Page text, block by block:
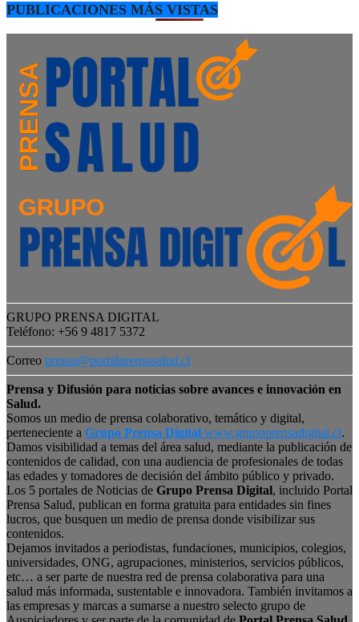
PUBLICACIONES MÁS VISTAS
GRUPO PRENSA DIGITAL
Teléfono: +56 9 4817 5372
Correo prensa@portalprensasalud.cl
Prensa y Difusión para noticias sobre avances e innovación en
Salud.
Somos un medio de prensa colaborativo, temático y digital,
perteneciente a Grupo Prensa Digital www.grupoprensadigital.cl.
Damos visibilidad a temas del área salud, mediante la publicación de
contenidos de calidad, con una audiencia de profesionales de todas
las edades y tomadores de decisión del ámbito público y privado.
Los 5 portales de Noticias de Grupo Prensa Digital, incluido Portal
Prensa Salud, publican en forma gratuita para entidades sin fines
lucros, que busquen un medio de prensa donde visibilizar sus
contenidos.
Dejamos invitados a periodistas, fundaciones, municipios, colegios,
universidades, ONG, agrupaciones, ministerios, servicios públicos,
etc… a ser parte de nuestra red de prensa colaborativa para una
salud más informada, sustentable e innovadora. También invitamos a
las empresas y marcas a sumarse a nuestro selecto grupo de